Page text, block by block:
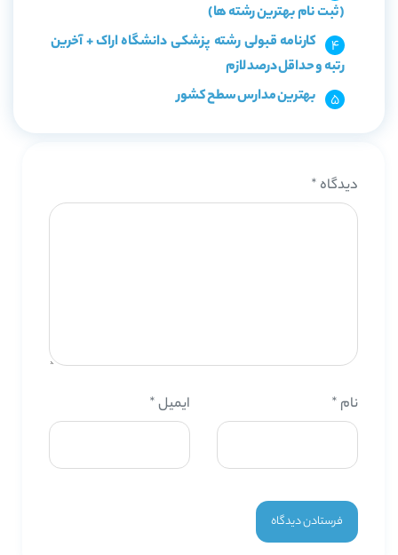
(ثبت نام بهترین رشته ها)
کارنامه قبولی رشته پزشکی دانشگاه اراک + آخرین
رتبه و حداقل درصد لازم
بهترین مدارس سطح کشور
دیدگاه *
نام * ایمیل*